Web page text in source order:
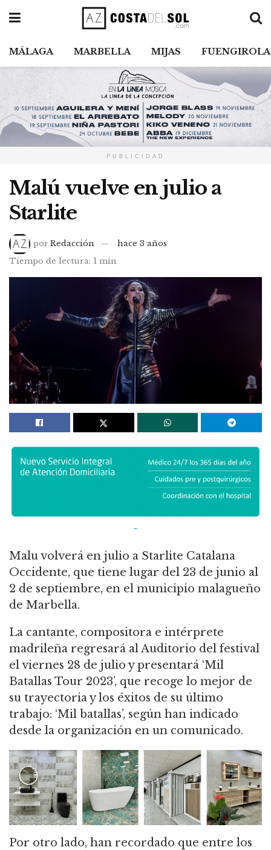
MÁLAGA MARBELLA MIJAS FUENGIROLA
PUBLICIDAD
Malú vuelve en julio a
Starlite
por Redacción
hace 3 años
Tiempo de lectura: 1 min
Malu volverá en julio a Starlite Catalana
Occidente, que tiene lugar del 23 de junio al
2 de septiembre, en el municipio malagueño
de Marbella.
La cantante, compositora e intérprete
madrileña regresará al Auditorio del festival
el viernes 28 de julio y presentará ‘Mil
Batallas Tour 2023’, que recoge lo mejor de
su trayectoria y los éxitos de su último
trabajo: ‘Mil batallas’, según han indicado
desde la organización en un comunicado.
Por otro lado, han recordado que entre los